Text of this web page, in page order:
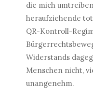
die mich
heraufziehende
QR-Kontroll-
Widerstands
Menschen nicht,
unangenehm.